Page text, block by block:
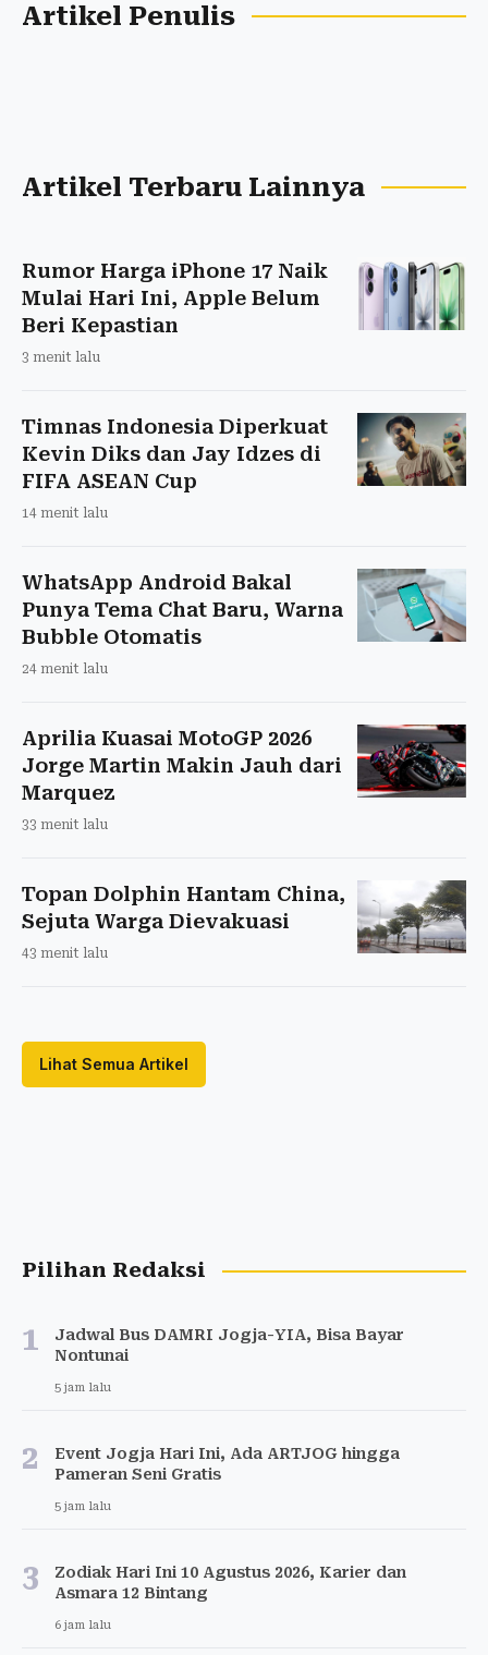
Artikel Penulis
Artikel Terbaru Lainnya
Rumor Harga iPhone 17 Naik
Mulai Hari Ini, Apple Belum
Beri Kepastian
3 menit lalu
Timnas Indonesia Diperkuat
Kevin Diks dan Jay Idzes di
FIFA ASEAN Cup
14 menit lalu
WhatsApp Android Bakal
Punya Tema Chat Baru, Warna
Bubble Otomatis
24 menit lalu
Aprilia Kuasai MotoGP 2026
Jorge Martin Makin Jauh dari
Marquez
33 menit lalu
Topan Dolphin Hantam China,
Sejuta Warga Dievakuasi
43 menit lalu
Lihat Semua Artikel
Pilihan Redaksi
1
Jadwal Bus DAMRI Jogja-YIA, Bisa Bayar
Nontunai
5 jam lalu
2
Event Jogja Hari Ini, Ada ARTJOG hingga
Pameran Seni Gratis
5 jam lalu
3
Zodiak Hari Ini 10 Agustus 2026, Karier dan
Asmara 12 Bintang
6 jam lalu